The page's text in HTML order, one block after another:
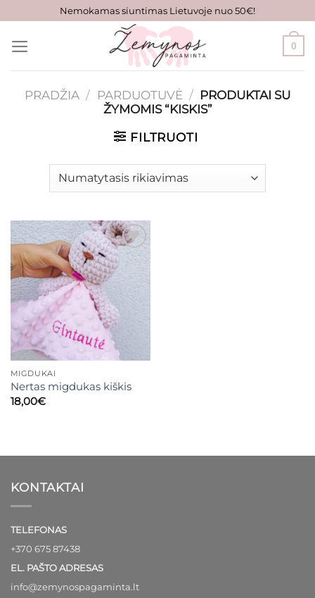
content
Nemokamas siuntimas Lietuvoje nuo 50€!
0
PRADŽIA / PARDUOTUVĖ / PRODUKTAI SU
ŽYMOMIS “KISKIS”
FILTRUOTI
Mėgstamiausias
MIGDUKAI
Nertas migdukas kiškis
18,00€
KONTAKTAI
TELEFONAS
+370 675 87438
EL. PAŠTO ADRESAS
info@zemynospagaminta.lt